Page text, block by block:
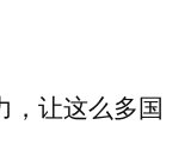
，让这么多国